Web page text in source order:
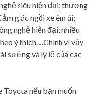
siêu hiện đại; thương
giác ngồi xe êm ái;
nghệ hiện đại; nhiều
ý thích….Chính vì vậy
sướng và lý lẽ của các
Toyota nếu bạn muốn